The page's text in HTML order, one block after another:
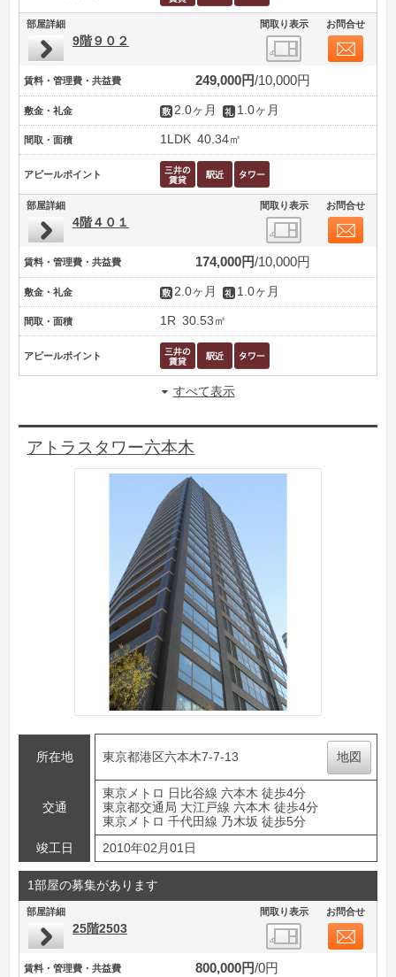
部屋詳細 間取り表示 お問合せ
9階９０２
賃料・管理費・共益費 249,000円 10,000円
敷金・礼金 2.0ヶ月 1.0ヶ月
間取・面積 1LDK 40.34㎡
アピールポイント
部屋詳細 間取り表示 お問合せ
4階４０１
賃料・管理費・共益費 174,000円 10,000円
敷金・礼金 2.0ヶ月 1.0ヶ月
間取・面積 1R 30.53㎡
アピールポイント
すべて表示
アトラスタワー六本木
所在地 東京都港区六本木7-7-13 地図
交通
東京メトロ 日比谷線 六本木 徒歩4分
東京都交通局 大江戸線 六本木 徒歩4分
東京メトロ 千代田線 乃木坂 徒歩5分
竣工日
2010年02月01日
1部屋の募集があります
部屋詳細 間取り表示 お問合せ
25階2503
賃料・管理費・共益費 800,000円 0円